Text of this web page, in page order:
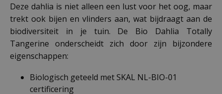
Deze dahlia is niet alleen een lust voor het oog, maar
trekt ook bijen en vlinders aan, wat bijdraagt aan de
biodiversiteit in je tuin. De Bio Dahlia Totally
Tangerine onderscheidt zich door zijn bijzondere
eigenschappen:
Biologisch geteeld met SKAL NL-BIO-01
certificering